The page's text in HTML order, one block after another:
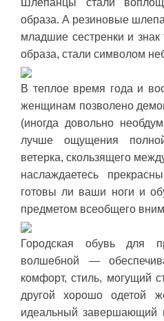
Шлепанцы стали
образа. А резиновые
младшие сестренки и
образа, стали символом
В теплое время года и
женщинам позволено
(иногда довольно
лучше ощущения
ветерка, скользящего
наслаждаетесь
готовы ли ваши ноги и
предметом всеобщего
Городская обувь для
волшебной —
комфорт, стиль, могущий
другой хорошо одетой
идеальный завершающий